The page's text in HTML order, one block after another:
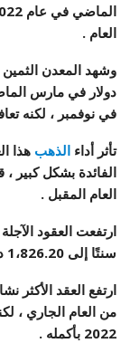
العام .
في نوفمبر ، لكنه
تأثر أداء الذهب هذا
الفائدة بشكل كبير
العام المقبل .
سنتًا إلى 1،826.20 دولار للأوقية عند التسوية .
2022 بأكمله .